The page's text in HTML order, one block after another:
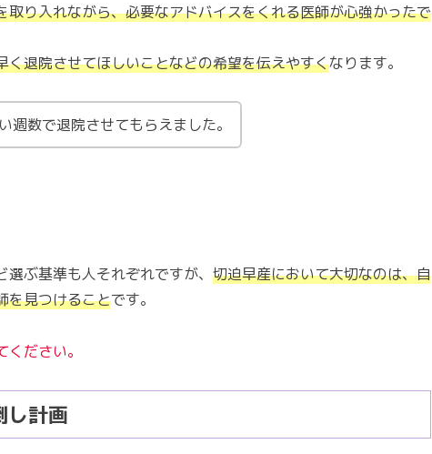
取り入れながら、必要なアドバイスをくれる医師が心強かったで
退院させてほしいことなどの希望を伝えやすくなります。
週数で退院させてもらえました。
ぶ基準も人それぞれですが、 切迫早産において大切なのは、自
を見つけることです。
ださい。
し計画